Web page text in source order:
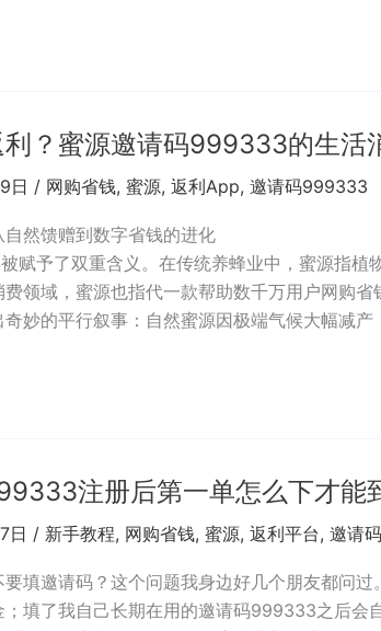
利？蜜源邀请码999333的生活
日 / 网购省钱, 蜜源, 返利App, 邀请码999333
然馈赠到数字省钱的进化
被赋予了双重含义。在传统养蜂业中，蜜源指
领域，蜜源也指代一款帮助数千万用户网购
妙的平行叙事：自然蜜源因极端气候大幅减
注册后第一单怎么下才能
日 / 新手教程, 网购省钱, 蜜源, 返利平台, 邀请码
填邀请码？这个问题我身边好几个朋友都问
填了我自己长期在用的邀请码999333之后会